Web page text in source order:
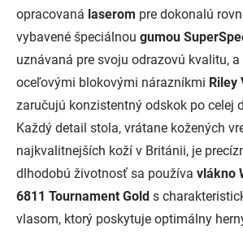
opracovaná laserom pre dokonalú
vybavené špeciálnou gumou
uznávaná pre svoju odrazovú kvalitu,
oceľovými blokovými nárazníkmi Riley
zaručujú konzistentný odskok po celej
Každý detail stola, vrátane kožených
najkvalitnejších koží v Británii, je
dlhodobú životnosť sa používa vlákno
6811 Tournament Gold s
vlasom, ktorý poskytuje optimálny